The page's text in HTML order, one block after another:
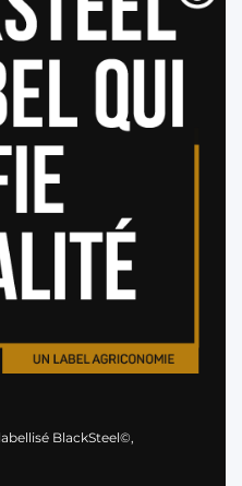
BlackSteel©,